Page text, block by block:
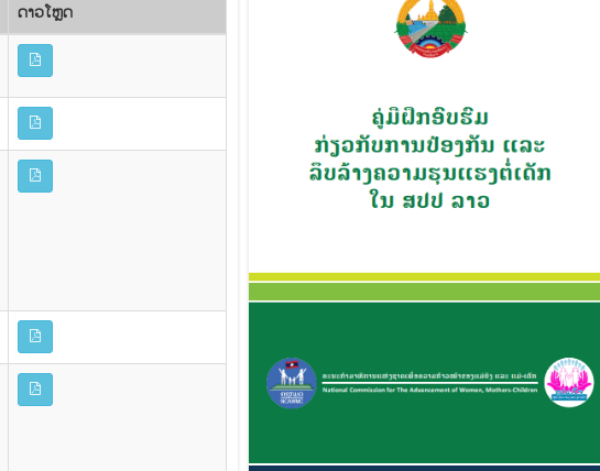
ດາວ​ໂຫຼດ